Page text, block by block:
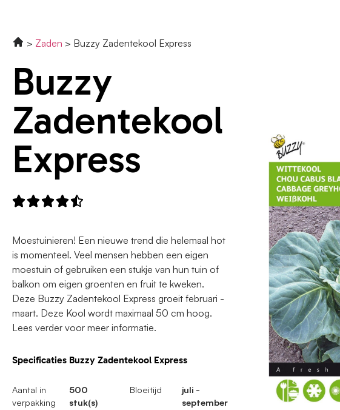
Zaden Buzzy Zadentekool Express
Buzzy
Zadentekool
Express

Moestuinieren! Een nieuwe trend die helemaal hot
is momenteel. Veel mensen hebben een eigen
moestuin of gebruiken een stukje van hun tuin of
balkon om eigen groenten en fruit te kweken.
Deze Buzzy Zadentekool Express groeit februari -
maart. Deze Kool wordt maximaal 50 cm hoog.
Lees verder voor meer informatie.
Specificaties Buzzy Zadentekool Express
Aantal in
verpakking
500
stuk(s)
Bloeitijd
juli -
september